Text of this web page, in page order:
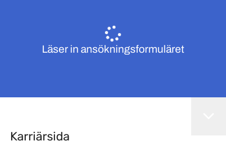
Läser in ansökningsformuläret
Karriärsida